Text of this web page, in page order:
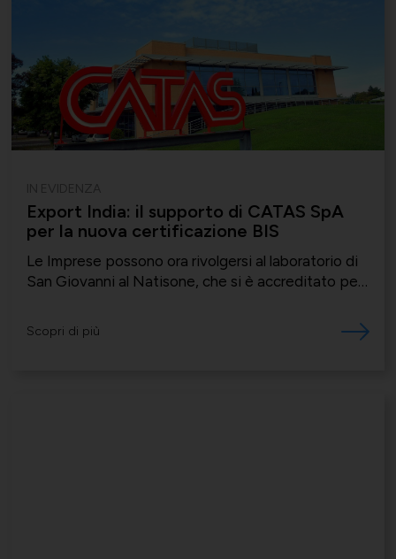
Export India: il supporto di CATAS SpA
per la nuova certificazione BIS
Le Imprese possono ora rivolgersi al laboratorio di
San Giovanni al Natisone, che si è accreditato per
Scopri di più